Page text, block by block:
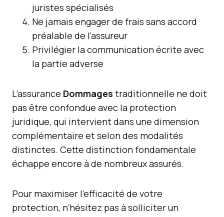
juristes spécialisés
Ne jamais engager de frais sans accord
préalable de l’assureur
Privilégier la communication écrite avec
la partie adverse
L’assurance Dommages traditionnelle ne doit
pas être confondue avec la protection
juridique, qui intervient dans une dimension
complémentaire et selon des modalités
distinctes. Cette distinction fondamentale
échappe encore à de nombreux assurés.
Pour maximiser l’efficacité de votre
protection, n’hésitez pas à solliciter un